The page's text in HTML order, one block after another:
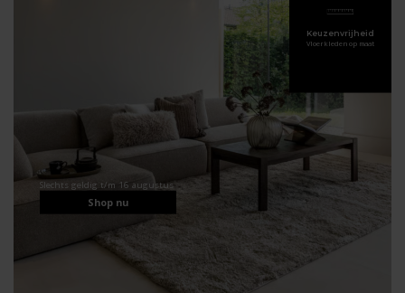
Slechts geldig t/m 16 augustus
Shop nu
Keuzenvrijheid
Vloerkleden op maat